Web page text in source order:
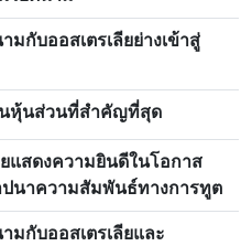
กับออสเตรเลียย่างเข้าสู่
นหุ้นส่วนที่สำคัญที่สุด
แสดงความยินดีในโอกาส
นาความสัมพันธ์ทางการทูต
มกับออสเตรเลียและ